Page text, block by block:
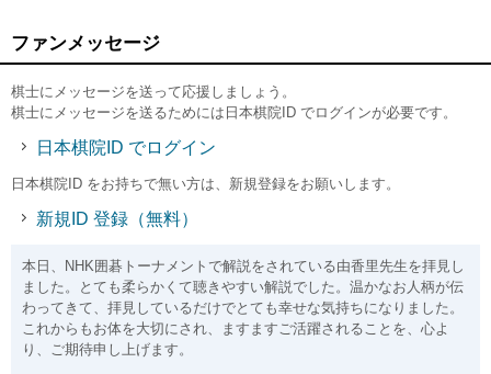
ファンメッセージ
棋士にメッセージを送って応援しましょう。
棋士にメッセージを送るためには日本棋院ID でログインが必要です。
日本棋院ID でログイン
日本棋院ID をお持ちで無い方は、新規登録をお願いします。
新規ID 登録（無料）
本日、NHK囲碁トーナメントで解説をされている由香里先生を拝見し
ました。とても柔らかくて聴きやすい解説でした。温かなお人柄が伝
わってきて、拝見しているだけでとても幸せな気持ちになりました。
これからもお体を大切にされ、ますますご活躍されることを、心よ
り、ご期待申し上げます。